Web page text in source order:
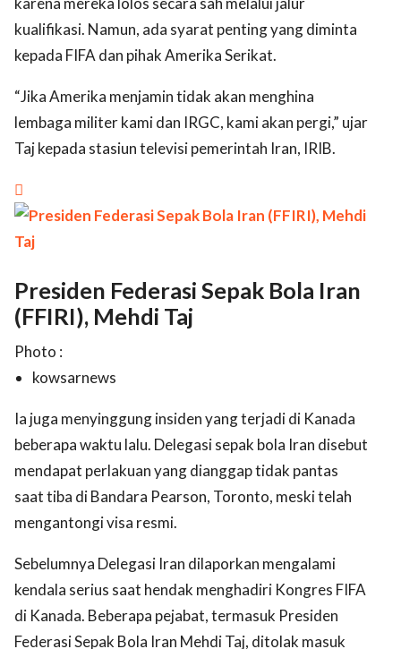
kualifikasi. Namun, ada syarat penting yang diminta
kepada FIFA dan pihak Amerika Serikat.
“Jika Amerika menjamin tidak akan menghina
lembaga militer kami dan IRGC, kami akan pergi,” ujar
Taj kepada stasiun televisi pemerintah Iran, IRIB.

Presiden Federasi Sepak Bola Iran
(FFIRI), Mehdi Taj
Photo :
kowsarnews
Ia juga menyinggung insiden yang terjadi di Kanada
beberapa waktu lalu. Delegasi sepak bola Iran disebut
mendapat perlakuan yang dianggap tidak pantas
saat tiba di Bandara Pearson, Toronto, meski telah
mengantongi visa resmi.
Sebelumnya Delegasi Iran dilaporkan mengalami
kendala serius saat hendak menghadiri Kongres FIFA
di Kanada. Beberapa pejabat, termasuk Presiden
Federasi Sepak Bola Iran Mehdi Taj, ditolak masuk